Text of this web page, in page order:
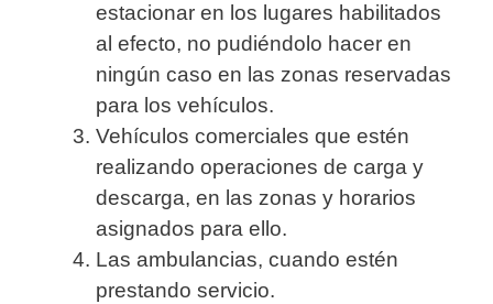
estacionar en los lugares habilitados
al efecto, no pudiéndolo hacer en
ningún caso en las zonas reservadas
para los vehículos.
Vehículos comerciales que estén
realizando operaciones de carga y
descarga, en las zonas y horarios
asignados para ello.
Las ambulancias, cuando estén
prestando servicio.